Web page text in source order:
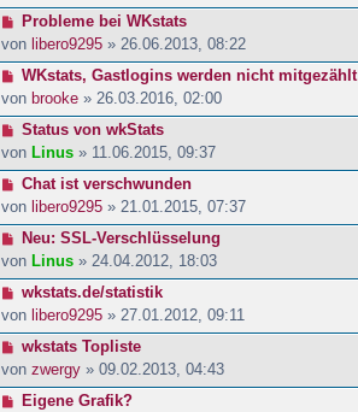
Probleme bei WKstats
von libero9295 » 26.06.2013, 08:22
WKstats, Gastlogins werden nicht mitgezählt
von brooke » 26.03.2016, 02:00
Status von wkStats
von Linus » 11.06.2015, 09:37
Chat ist verschwunden
von libero9295 » 21.01.2015, 07:37
Neu: SSL-Verschlüsselung
von Linus » 24.04.2012, 18:03
wkstats.de/statistik
von libero9295 » 27.01.2012, 09:11
wkstats Topliste
von zwergy » 09.02.2013, 04:43
Eigene Grafik?